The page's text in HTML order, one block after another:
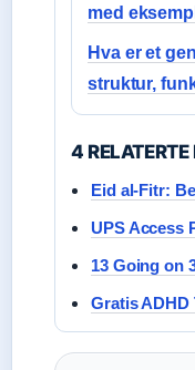
med
Hva er et
struktur,
4 RELATERTE
Eid al-Fitr:
UPS Access
13 Going on
Gratis ADHD